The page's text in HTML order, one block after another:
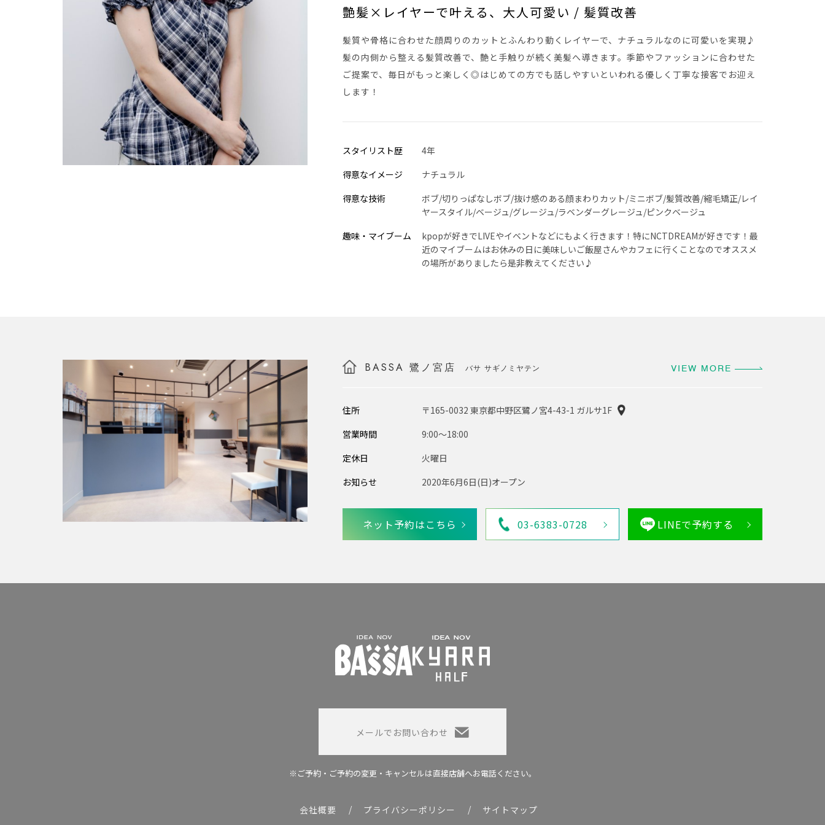
艶髪×レイヤーで叶える、大人可愛い / 髪質改善
髪質や骨格に合わせた顔周りのカットとふんわり動くレイヤーで、ナチュラルなのに可愛いを実現♪
髪の内側から整える髪質改善で、艶と手触りが続く美髪へ導きます。季節やファッションに合わせた
ご提案で、毎日がもっと楽しく◎はじめての方でも話しやすいといわれる優しく丁寧な接客でお迎え
します！
スタイリスト歴
4年
得意なイメージ
ナチュラル
得意な技術
ボブ/切りっぱなしボブ/抜け感のある顔まわりカット/ミニボブ/髪質改善/縮毛矯正/レイ
ヤースタイル/ベージュ/グレージュ/ラベンダーグレージュ/ピンクベージュ
趣味・マイブーム
kpopが好きでLIVEやイベントなどにもよく行きます！特にNCTDREAMが好きです！最
近のマイブームはお休みの日に美味しいご飯屋さんやカフェに行くことなのでオススメ
の場所がありましたら是非教えてください♪
BASSA 鷺ノ宮店 バサ サギノミヤテン VIEW MORE
住所
〒165-0032 東京都中野区鷺ノ宮4-43-1 ガルサ1F
営業時間
9:00〜18:00
定休日
火曜日
お知らせ
2020年6月6日(日)オープン
ネット予約はこちら 03-6383-0728 LINEで予約する
メールでお問い合わせ
※ご予約・ご予約の変更・キャンセルは直接店舗へお電話ください。
会社概要 プライバシーポリシー サイトマップ